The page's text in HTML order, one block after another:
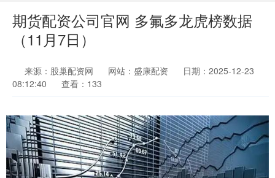
期货配资公司官网 多氟多龙虎榜数据
（11月7日）
来源：股巢配资网 网站：盛康配资
日期：2025-12-23
08:12:40
查看：133